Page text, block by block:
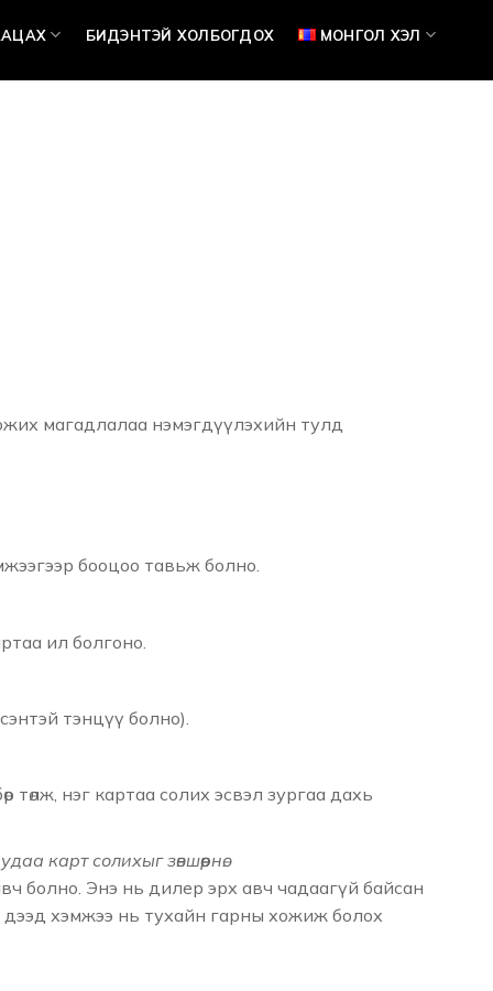
БИДЭНТЭЙ ХОЛБОГДОХ МОНГОЛ ХЭЛ
магадлалаа нэмэгдүүлэхийн тулд
бооцоо тавьж болно.
ил болгоно.
тэнцүү болно).
төлж, нэг картаа солих эсвэл зургаа дахь
карт солихыг зөвшөөрнө.
болно. Энэ нь дилер эрх авч чадаагүй байсан
хэмжээ нь тухайн гарны хожиж болох